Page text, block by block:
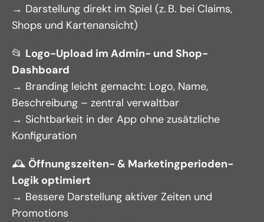
→ Darstellung direkt im Spiel (z. B. bei Claims,
Shops und Kartenansicht)
📂 Logo-Upload im Admin- und Shop-
Dashboard
→ Branding leicht gemacht: Logo, Name,
Beschreibung – zentral verwaltbar
→ Sichtbarkeit in der App ohne zusätzliche
Konfiguration
🕰️ Öffnungszeiten- & Marketingperioden-
Logik optimiert
→ Bessere Darstellung aktiver Zeiten und
Promotions